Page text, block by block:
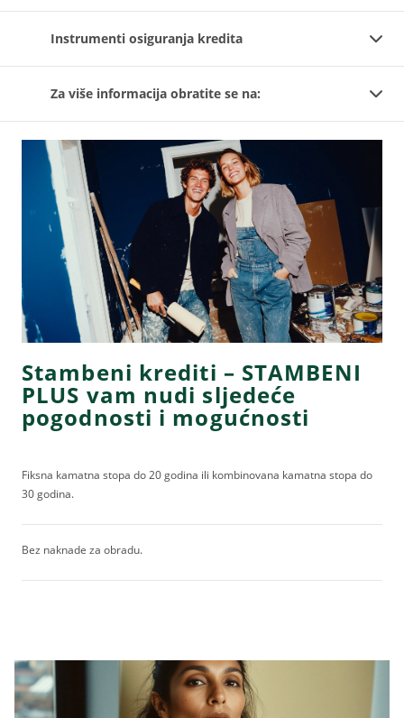
Instrumenti osiguranja kredita
Za više informacija obratite se na:
Stambeni krediti – STAMBENI
PLUS vam nudi sljedeće
pogodnosti i mogućnosti
Fiksna kamatna stopa do 20 godina ili kombinovana kamatna stopa do
30 godina.
Bez naknade za obradu.